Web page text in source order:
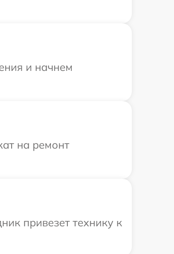
и начнем
на ремонт
привезет технику к